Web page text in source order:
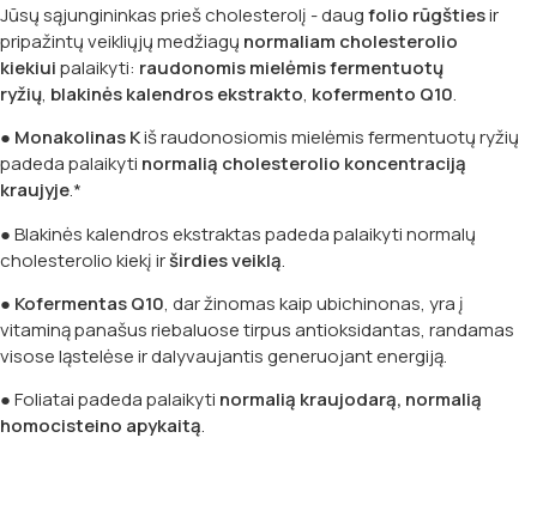
Jūsų sąjungininkas prieš cholesterolį - daugfolio rūgštiesir
pripažintų veikliųjų medžiagų normaliam cholesterolio
kiekiuipalaikyti: raudonomis mielėmis fermentuotų
ryžių, blakinės kalendros ekstrakto, kofermento Q10.
● Monakolinas Kiš raudonosiomis mielėmis fermentuotų ryžių
padeda palaikyti normalią cholesterolio koncentraciją
kraujyje.*
● Blakinės kalendros ekstraktas padeda palaikyti normalų
cholesterolio kiekį irširdies veiklą.
● Kofermentas Q10, dar žinomas kaip ubichinonas, yra į
vitaminą panašus riebaluose tirpus antioksidantas, randamas
visose ląstelėse ir dalyvaujantis generuojant energiją.
● Foliatai padeda palaikyti normalią kraujodarą, normalią
homocisteino apykaitą.